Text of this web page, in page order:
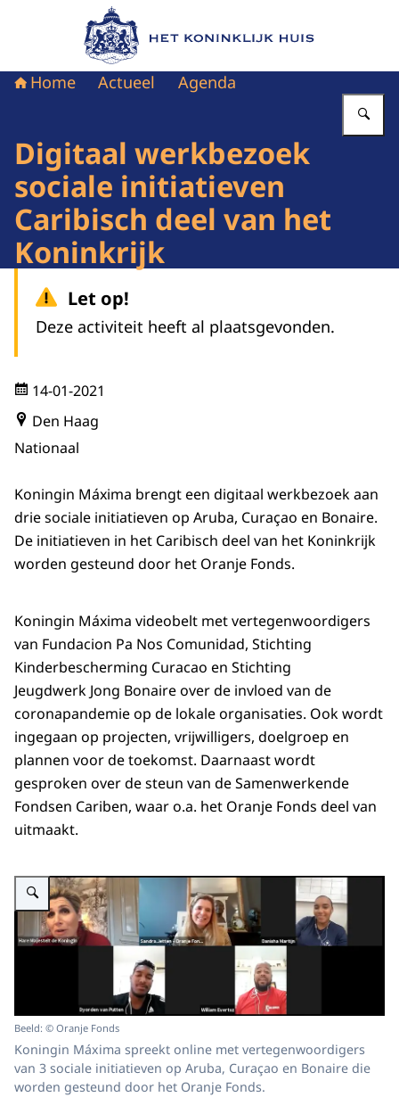
Naar de homepage van Het Koninklijk Huis
Home Actueel Agenda
Digitaal werkbezoek
sociale initiatieven
Caribisch deel van het
Koninkrijk
Let op!
Deze activiteit heeft al plaatsgevonden.
14-01-2021
Den Haag
Nationaal
Koningin Máxima brengt een digitaal werkbezoek aan
drie sociale initiatieven op Aruba, Curaçao en Bonaire.
De initiatieven in het Caribisch deel van het Koninkrijk
worden gesteund door het Oranje Fonds.
Koningin Máxima videobelt met vertegenwoordigers
van Fundacion Pa Nos Comunidad, Stichting
Kinderbescherming Curacao en Stichting
Jeugdwerk Jong Bonaire over de invloed van de
coronapandemie op de lokale organisaties. Ook wordt
ingegaan op projecten, vrijwilligers, doelgroep en
plannen voor de toekomst. Daarnaast wordt
gesproken over de steun van de Samenwerkende
Fondsen Cariben, waar o.a. het Oranje Fonds deel van
uitmaakt.
Vergroot afbeelding Videobelscherm met 5 mensen waaronder Koningin
Beeld: © Oranje Fonds
Koningin Máxima spreekt online met vertegenwoordigers
van 3 sociale initiatieven op Aruba, Curaçao en Bonaire die
worden gesteund door het Oranje Fonds.